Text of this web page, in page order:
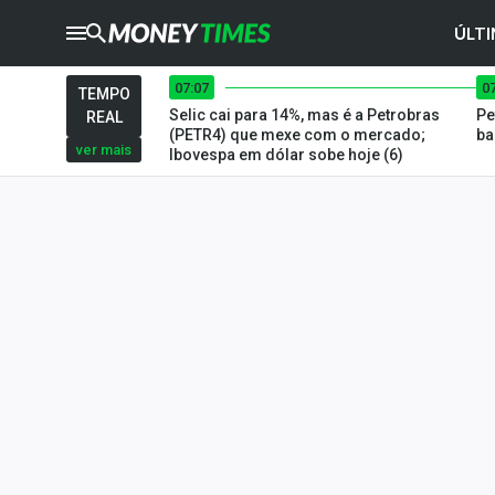
CRYPTOTIMES
TIMES
Ibovespa
TEMPO
REAL
ver mais
07:07
Selic cai para 14%, mas é a Petrobras
(PETR4) que mexe com o mercado;
Ibovespa em dólar sobe hoje (6)